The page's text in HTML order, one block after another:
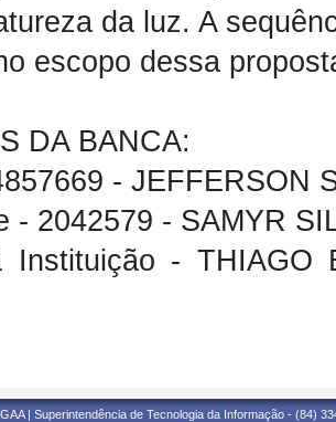
da luz. A
escopo dessa
DA BANCA:
- JEFFERSON
- 2042579 - SAMYR
Instituição - THIAGO
| Superintendência de Tecnologia da Informação - (84)